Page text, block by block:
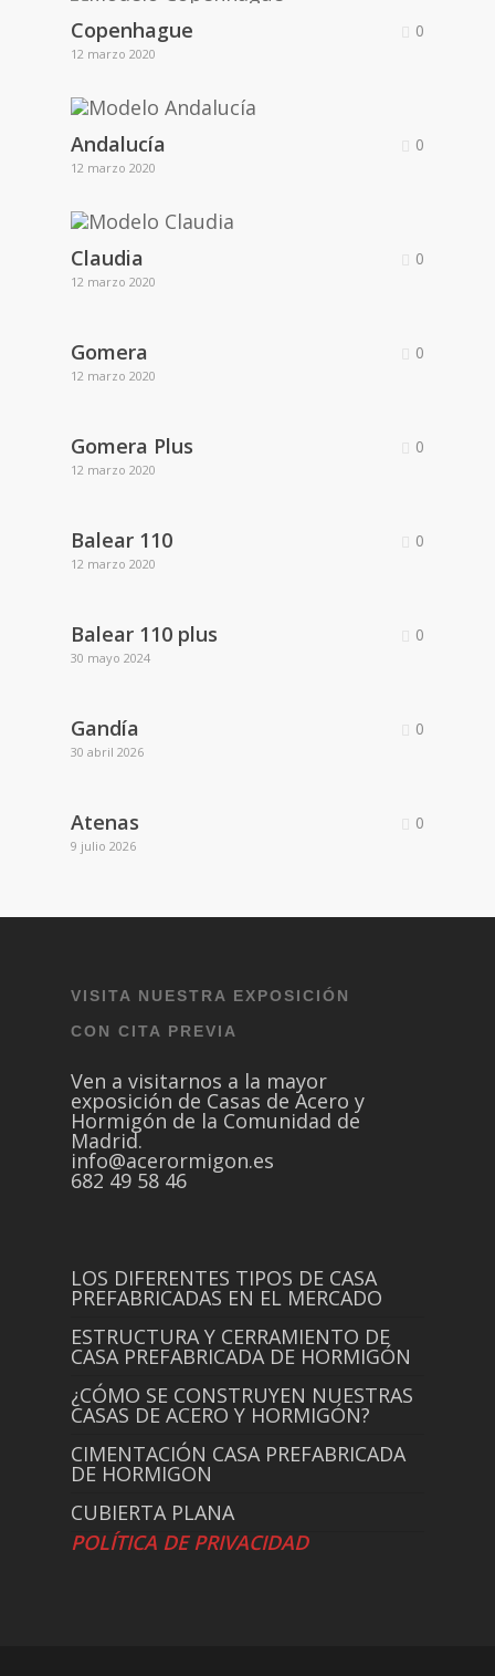
Copenhague
12 marzo 2020
0
Andalucía
12 marzo 2020
0
Claudia
12 marzo 2020
0
Gomera
12 marzo 2020
0
Gomera Plus
12 marzo 2020
0
Balear 110
12 marzo 2020
0
Balear 110 plus
30 mayo 2024
0
Gandía
30 abril 2026
0
Atenas
9 julio 2026
0
VISITA NUESTRA EXPOSICIÓN
CON CITA PREVIA
Ven a visitarnos a la mayor
exposición de Casas de Acero y
Hormigón de la Comunidad de
Madrid.
info@acerormigon.es
682 49 58 46
LOS DIFERENTES TIPOS DE CASA
PREFABRICADAS EN EL MERCADO
ESTRUCTURA Y CERRAMIENTO DE
CASA PREFABRICADA DE HORMIGÓN
¿CÓMO SE CONSTRUYEN NUESTRAS
CASAS DE ACERO Y HORMIGÓN?
CIMENTACIÓN CASA PREFABRICADA
DE HORMIGON
CUBIERTA PLANA
POLÍTICA DE PRIVACIDAD